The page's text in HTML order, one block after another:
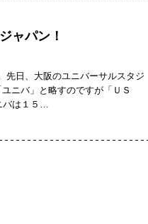
ャパン！
先日、大阪のユニバーサルスタジ
ニバ」と略すのですが「ＵＳ
バは１５…